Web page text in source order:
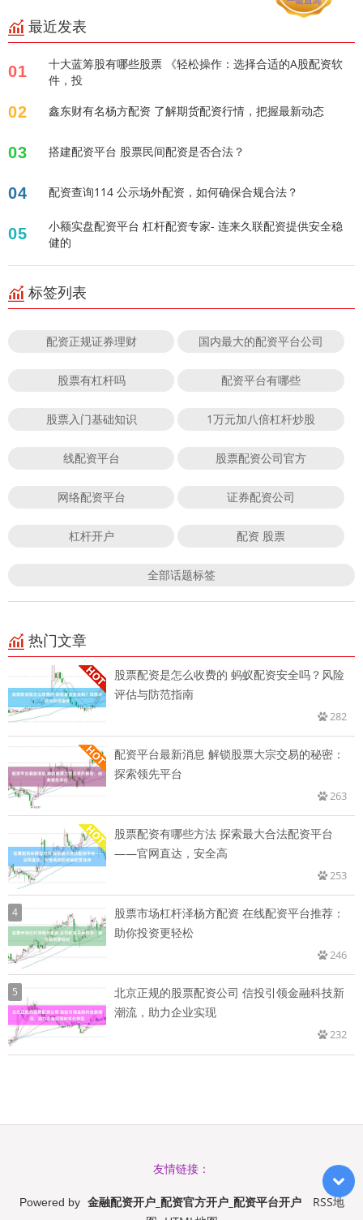
最近发表
01
十大蓝筹股有哪些股票 《轻松操作：选择合适的A股配资软
件，投
02 鑫东财有名杨方配资 了解期货配资行情，把握最新动态
03 搭建配资平台 股票民间配资是否合法？
04 配资查询114 公示场外配资，如何确保合规合法？
05
小额实盘配资平台 杠杆配资专家- 连来久联配资提供安全稳
健的
标签列表
配资正规证券理财 国内最大的配资平台公司
股票有杠杆吗 配资平台有哪些
股票入门基础知识 1万元加八倍杠杆炒股
线配资平台 股票配资公司官方
网络配资平台 证券配资公司
杠杆开户 配资 股票
全部话题标签
热门文章
股票配资是怎么收费的 蚂蚁配资安全吗？风险
评估与防范指南
282
配资平台最新消息 解锁股票大宗交易的秘密：
探索领先平台
263
股票配资有哪些方法 探索最大合法配资平台
——官网直达，安全高
253
4
股票市场杠杆泽杨方配资 在线配资平台推荐：
助你投资更轻松
246
5
北京正规的股票配资公司 信投引领金融科技新
潮流，助力企业实现
232
友情链接：
Powered by 金融配资开户_配资官方开户_配资平台开户
RSS地